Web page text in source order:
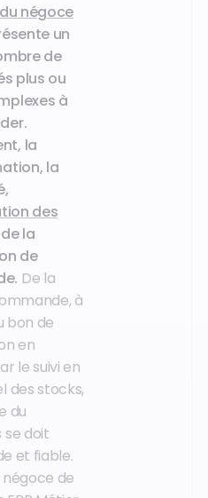
négoce
un
de
plus ou
à
la
la
des
la
de
De la
à
bon de
en
le suivi en
des stocks,
du
se doit
et fiable.
négoce de